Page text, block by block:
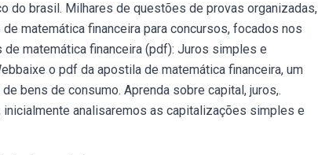
do brasil. Milhares de questões de provas organizadas,
matemática financeira para concursos, focados nos
matemática financeira (pdf): Juros simples e
o pdf da apostila de matemática financeira, um
bens de consumo. Aprenda sobre capital, juros,.
analisaremos as capitalizações simples e